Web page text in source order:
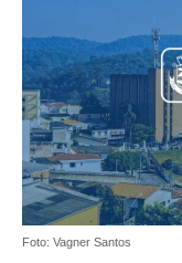
Foto: Vagner Santos